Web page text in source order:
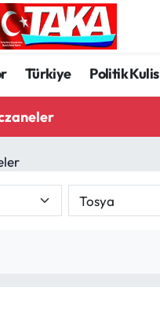
Türkiye Politik Kulis
Durumu
Yoğunluk Haritası